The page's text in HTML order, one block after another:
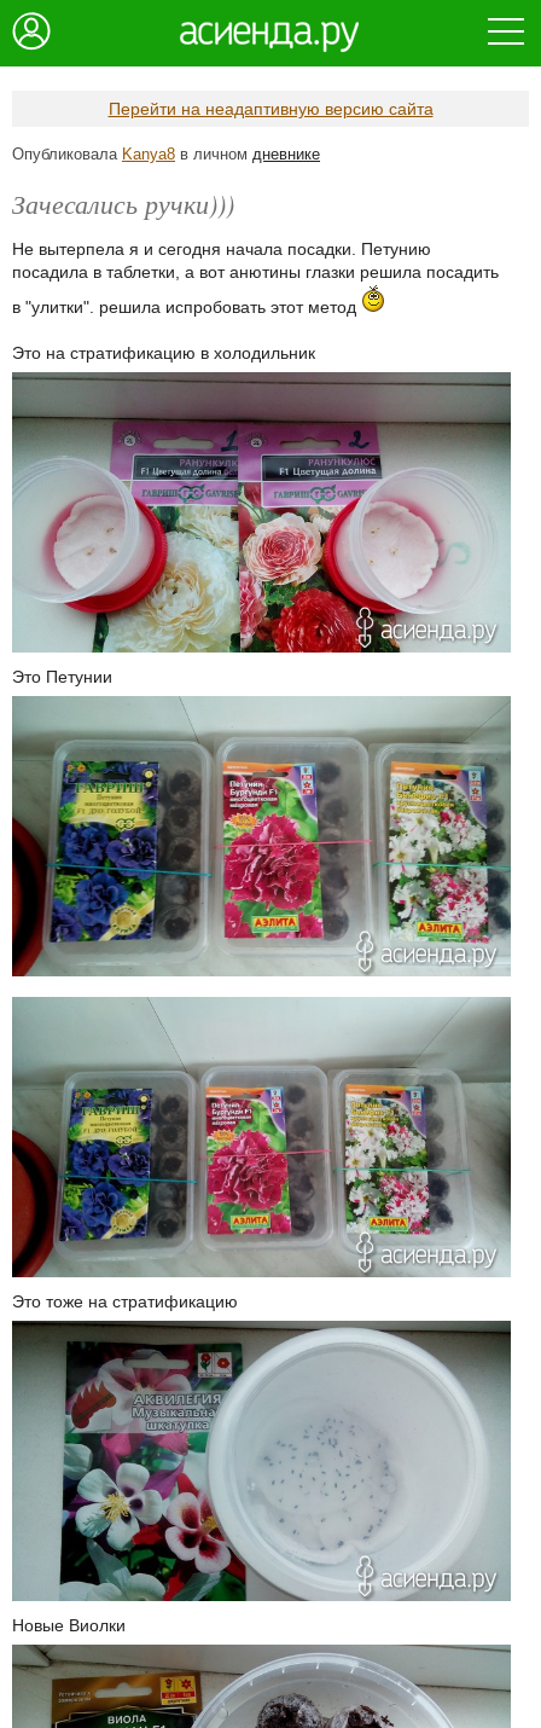
Перейти на неадаптивную версию сайта
Опубликовала Kanya8 в личном дневнике
Зачесались ручки)))
Не вытерпела я и сегодня начала посадки. Петунию
посадила в таблетки, а вот анютины глазки решила посадить
в "улитки". решила испробовать этот метод
Это на стратификацию в холодильник
Это Петунии
Это тоже на стратификацию
Новые Виолки